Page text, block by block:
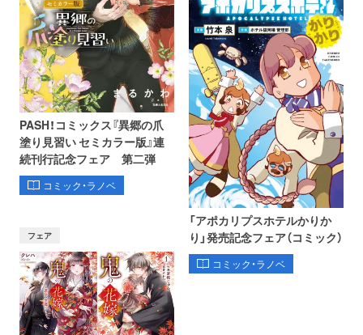
PASH！コミックス『異郷の爪
塗り見習い セミカラー版』連
続刊行記念フェア 第二弾
コミック・ラノベ
フェア
「アポカリプスホテルかりか
り」発売記念フェア（コミック）
コミック・ラノベ